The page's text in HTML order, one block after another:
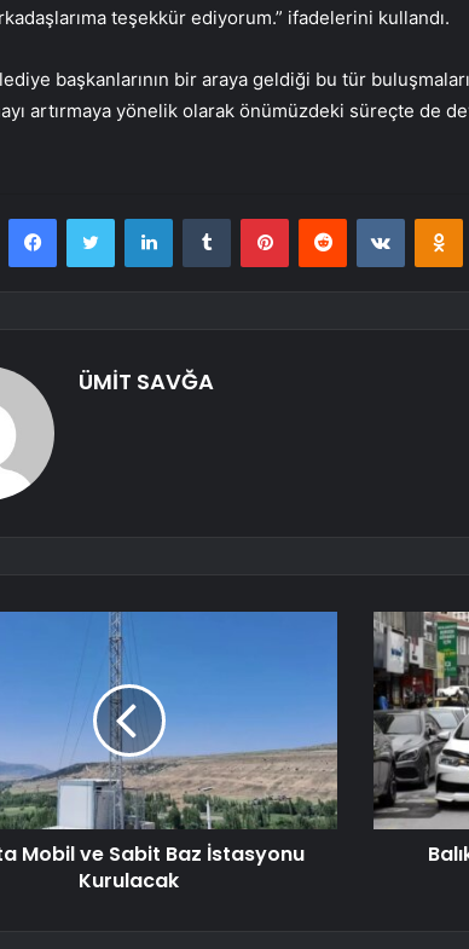
teşekkür ediyorum.” ifadelerini kullandı.
başkanlarının bir araya geldiği bu tür
artırmaya yönelik olarak önümüzdeki süreçte de
FacebookTwitter LinkedInTumblr PinterestReddit
ÜMİT SAVĞA
Mobil ve Sabit Baz İstasyonu
Kurulacak